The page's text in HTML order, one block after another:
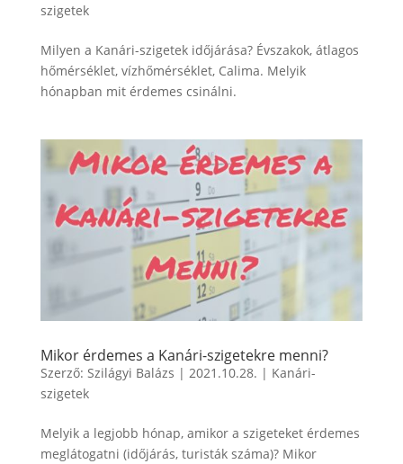
szigetek
Milyen a Kanári-szigetek időjárása? Évszakok, átlagos
hőmérséklet, vízhőmérséklet, Calima. Melyik
hónapban mit érdemes csinálni.
Mikor érdemes a Kanári-szigetekre menni?
Szerző: Szilágyi Balázs | 2021.10.28. | Kanári-
szigetek
Melyik a legjobb hónap, amikor a szigeteket érdemes
meglátogatni (időjárás, turisták száma)? Mikor